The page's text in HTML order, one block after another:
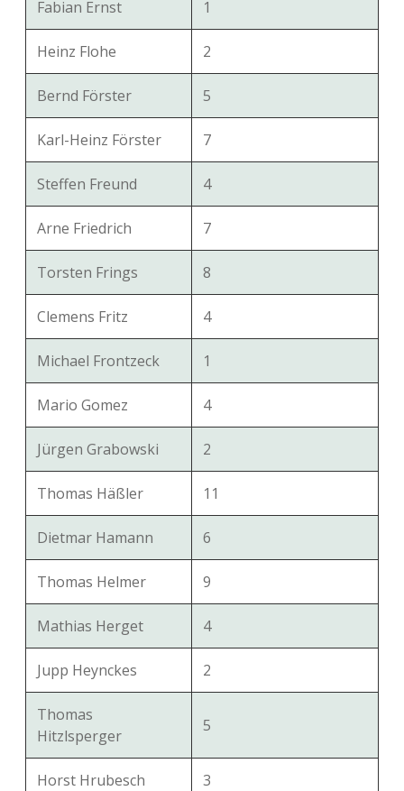
Fabian Ernst 1
Heinz Flohe 2
Bernd Förster 5
Karl-Heinz Förster 7
Steffen Freund 4
Arne Friedrich 7
Torsten Frings 8
Clemens Fritz 4
Michael Frontzeck 1
Mario Gomez 4
Jürgen Grabowski 2
Thomas Häßler 11
Dietmar Hamann 6
Thomas Helmer 9
Mathias Herget 4
Jupp Heynckes 2
Thomas
Hitzlsperger
5
Horst Hrubesch 3